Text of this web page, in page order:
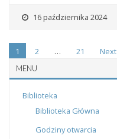
16 października 2024
1 2 … 21
MENU
Biblioteka
Biblioteka Główna
Godziny otwarcia